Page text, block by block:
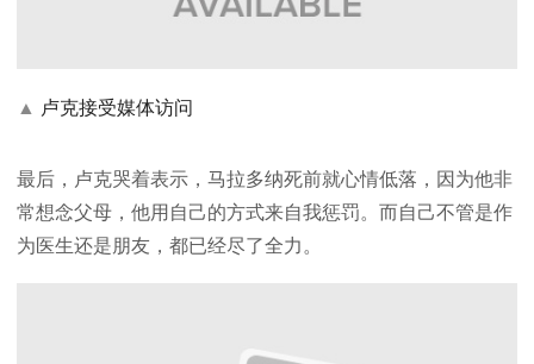
▲ 卢克接受媒体访问
最后，卢克哭着表示，马拉多纳死前就心情低落，因为他非
常想念父母，他用自己的方式来自我惩罚。而自己不管是作
为医生还是朋友，都已经尽了全力。